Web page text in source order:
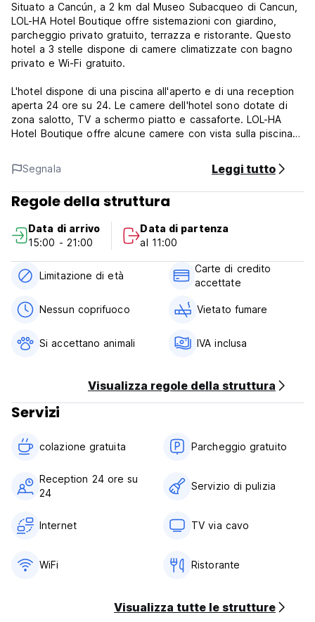
Situato a Cancún, a 2 km dal Museo Subacqueo di Cancun,
LOL-HA Hotel Boutique offre sistemazioni con giardino,
parcheggio privato gratuito, terrazza e ristorante. Questo
hotel a 3 stelle dispone di camere climatizzate con bagno
privato e Wi-Fi gratuito.
L'hotel dispone di una piscina all'aperto e di una reception
aperta 24 ore su 24. Le camere dell'hotel sono dotate di
zona salotto, TV a schermo piatto e cassaforte. LOL-HA
Hotel Boutique offre alcune camere con vista sulla piscina e
language)
Segnala Leggi tutto
Regole della struttura
Data di arrivo
15:00 - 21:00
Data di partenza
al 11:00
Limitazione di età
Carte di credito
accettate
Nessun coprifuoco Vietato fumare
Si accettano animali IVA inclusa
Visualizza regole della struttura
Servizi
colazione gratuita‎ Parcheggio gratuito
Reception 24 ore su
24
Servizio di pulizia
Internet TV via cavo
WiFi Ristorante
Visualizza tutte le strutture